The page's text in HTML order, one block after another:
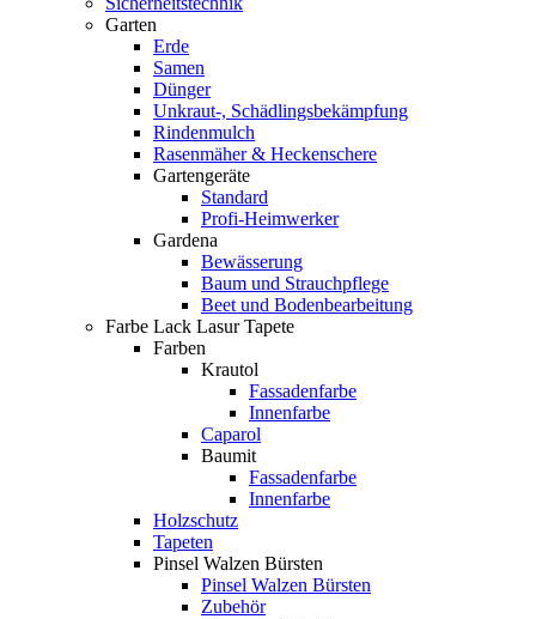
Garten
Erde
Samen
Dünger
Unkraut-, Schädlingsbekämpfung
Rindenmulch
Rasenmäher & Heckenschere
Gartengeräte
Standard
Profi-Heimwerker
Gardena
Bewässerung
Baum und Strauchpflege
Beet und Bodenbearbeitung
Farbe Lack Lasur Tapete
Farben
Krautol
Fassadenfarbe
Innenfarbe
Caparol
Baumit
Fassadenfarbe
Innenfarbe
Holzschutz
Tapeten
Pinsel Walzen Bürsten
Pinsel Walzen Bürsten
Zubehör